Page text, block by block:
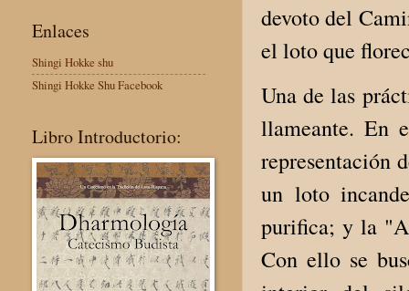
devoto del
el loto que
Una de las
llameante. En
representación
un loto
purifica; y la
Con ello se
Enlaces
Shingi Hokke shu
Shingi Hokke Shu Facebook
Libro Introductorio: